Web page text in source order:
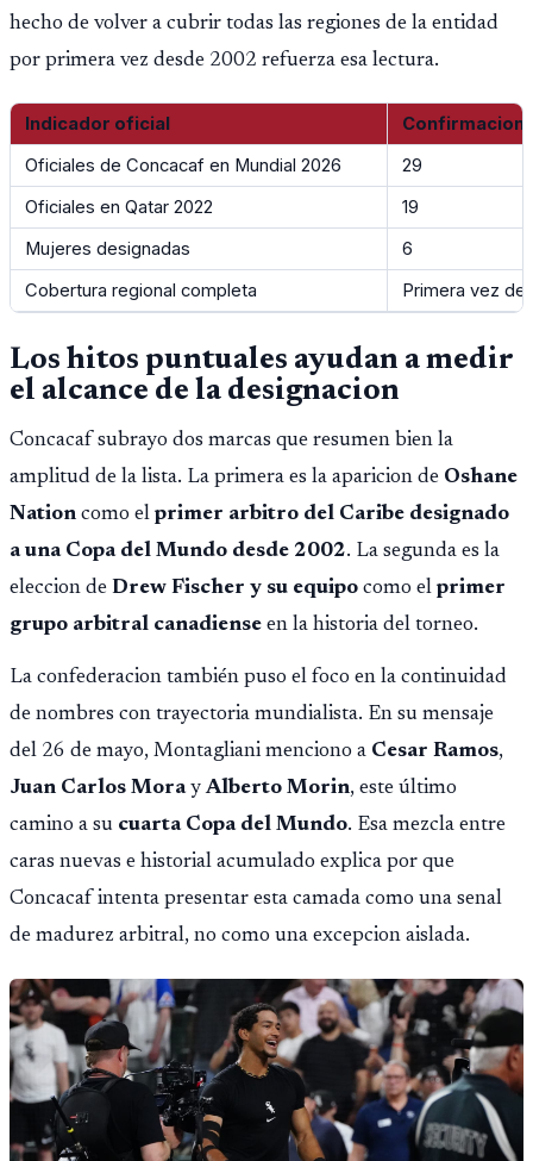
hecho de volver a cubrir todas las regiones de la entidad
por primera vez desde 2002 refuerza esa lectura.
Indicador oficial
Confirmacion
Oficiales de Concacaf en Mundial 2026
29
Oficiales en Qatar 2022
19
Mujeres designadas
6
Cobertura regional completa
Primera vez
Los hitos puntuales ayudan a medir
el alcance de la designacion
Concacaf subrayo dos marcas que resumen bien la
amplitud de la lista. La primera es la aparicion de Oshane
Nation como el primer arbitro del Caribe designado
a una Copa del Mundo desde 2002. La segunda es la
eleccion de Drew Fischer y su equipo como el primer
grupo arbitral canadiense en la historia del torneo.
La confederacion también puso el foco en la continuidad
de nombres con trayectoria mundialista. En su mensaje
del 26 de mayo, Montagliani menciono a Cesar Ramos,
Juan Carlos MorayAlberto Morin, este último
camino a su cuarta Copa del Mundo. Esa mezcla entre
caras nuevas e historial acumulado explica por que
Concacaf intenta presentar esta camada como una senal
de madurez arbitral, no como una excepcion aislada.